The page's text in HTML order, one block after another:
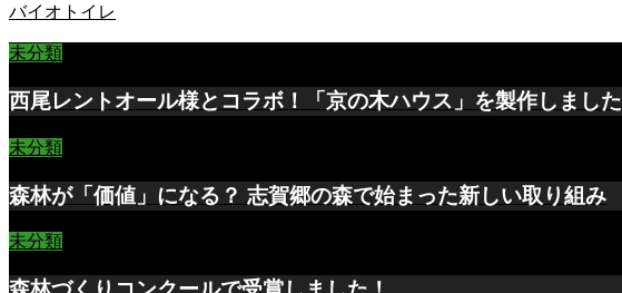
バイオトイレ
未分類
西尾レントオール様とコラボ！「京の木ハウス」を製作しました
未分類
森林が「価値」になる？ 志賀郷の森で始まった新しい取り組み
未分類